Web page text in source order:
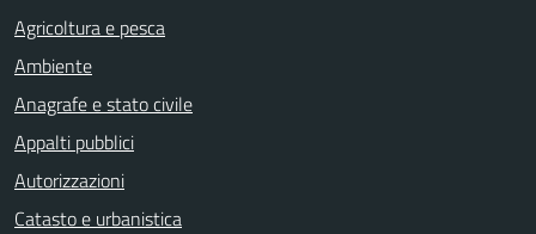
Agricoltura e pesca
Ambiente
Anagrafe e stato civile
Appalti pubblici
Autorizzazioni
Catasto e urbanistica